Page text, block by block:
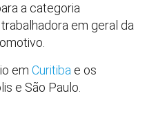
a categoria
em geral da
emCuritiba e os
e São Paulo.